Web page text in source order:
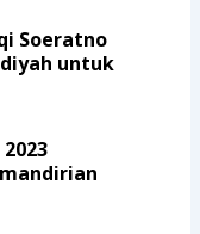
Soeratno
untuk